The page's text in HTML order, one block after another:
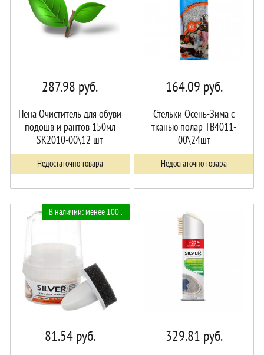
287.98 руб.
Пена Очиститель для обуви
подошв и рантов 150мл
SK2010-00\12 шт
Недостаточно товара
164.09 руб.
Стельки Осень-Зима с
тканью полар TB4011-
00\24шт
Недостаточно товара
В наличии: менее 100 .
81.54руб. 329.81 руб.